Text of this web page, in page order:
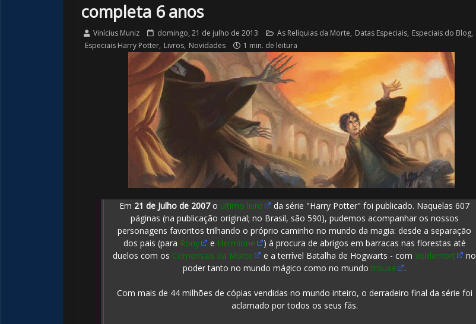
completa 6 anos
Vinícius Muniz domingo, 21 de julho de 2013 As Relíquias da Morte, Datas Especiais, Especiais do Blog,
Especiais Harry Potter, Livros, Novidades 1 min. de leitura
Em 21 de Julho de 2007o último livro
da série "Harry Potter" foi publicado. Naquelas 607
páginas (na publicação original; no Brasil, são 590), pudemos acompanhar os nossos
personagens favoritos trilhando o próprio caminho no mundo da magia: desde a separação
dos pais (para Rony e Hermione
) à procura de abrigos em barracas nas florestas até
duelos com os Comensais da Morte e a terrível Batalha de Hogwarts - comVoldemort
no
poder tanto no mundo mágico como no mundotrouxa .
Com mais de 44 milhões de cópias vendidas no mundo inteiro, o derradeiro final da série foi
aclamado por todos os seus fãs.